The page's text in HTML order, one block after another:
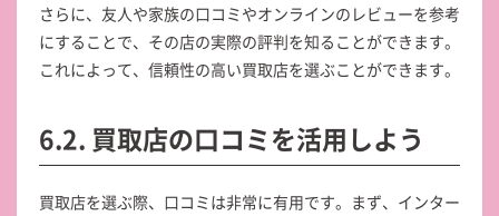
さらに、友人や家族の口コミやオンラインのレビューを参考
にすることで、その店の実際の評判を知ることができます。
これによって、信頼性の高い買取店を選ぶことができます。
6.2. 買取店の口コミを活用しよう
買取店を選ぶ際、口コミは非常に有用です。まず、インター